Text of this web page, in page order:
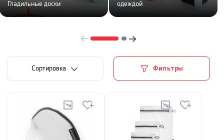
Гладильные доски
одеждой
Cортировка Фильтры